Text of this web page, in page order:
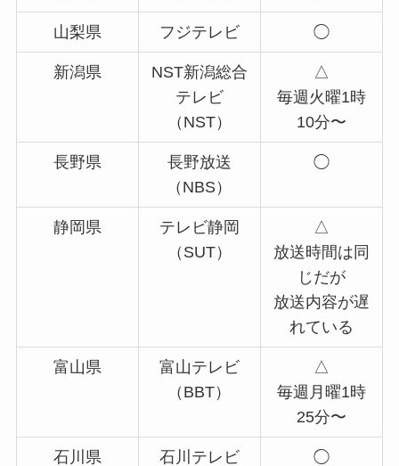
山梨県 フジテレビ ◯
新潟県
NST新潟総合
テレビ
（NST）
△
毎週火曜1時
10分〜
長野県
長野放送
（NBS）
◯
静岡県
テレビ静岡
（SUT）
△
放送時間は同
じだが
放送内容が遅
れている
富山県
富山テレビ
（BBT）
△
毎週月曜1時
25分〜
石川県 石川テレビ ◯